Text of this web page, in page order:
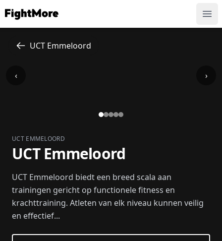
FightMore
UCT Emmeloord
‹ ›
UCT EMMELOORD
UCT Emmeloord
UCT Emmeloord biedt een breed scala aan
trainingen gericht op functionele fitness en
krachttraining. Atleten van elk niveau kunnen veilig
en effectief...